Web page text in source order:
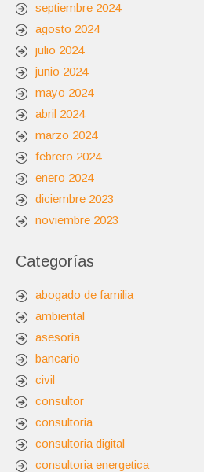
septiembre 2024
agosto 2024
julio 2024
junio 2024
mayo 2024
abril 2024
marzo 2024
febrero 2024
enero 2024
diciembre 2023
noviembre 2023
Categorías
abogado de familia
ambiental
asesoria
bancario
civil
consultor
consultoria
consultoria digital
consultoria energetica